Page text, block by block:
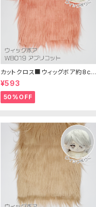
カットクロス■ウィッグボア約8cm
(アプリコット)WB019 ボア生地 2
5cm × 45cm
¥593
50%OFF